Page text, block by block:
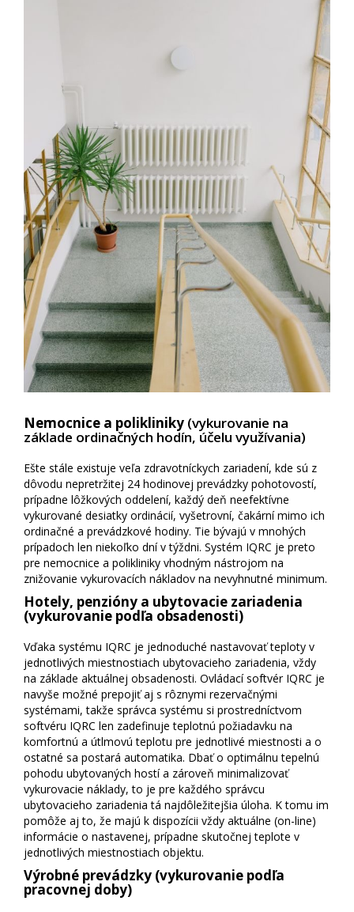
Nemocnice a polikliniky (vykurovanie na
základe ordinačných hodín, účelu využívania)
Ešte stále existuje veľa zdravotníckych zariadení, kde sú z
dôvodu nepretržitej 24 hodinovej prevádzky pohotovostí,
prípadne lôžkových oddelení, každý deň neefektívne
vykurované desiatky ordinácií, vyšetrovní, čakární mimo ich
ordinačné a prevádzkové hodiny. Tie bývajú v mnohých
prípadoch len niekoľko dní v týždni. Systém IQRC je preto
pre nemocnice a polikliniky vhodným nástrojom na
znižovanie vykurovacích nákladov na nevyhnutné minimum.
Hotely, penzióny a ubytovacie zariadenia
(vykurovanie podľa obsadenosti)
Vďaka systému IQRC je jednoduché nastavovať teploty v
jednotlivých miestnostiach ubytovacieho zariadenia, vždy
na základe aktuálnej obsadenosti. Ovládací softvér IQRC je
navyše možné prepojiť aj s rôznymi rezervačnými
systémami, takže správca systému si prostredníctvom
softvéru IQRC len zadefinuje teplotnú požiadavku na
komfortnú a útlmovú teplotu pre jednotlivé miestnosti a o
ostatné sa postará automatika. Dbať o optimálnu tepelnú
pohodu ubytovaných hostí a zároveň minimalizovať
vykurovacie náklady, to je pre každého správcu
ubytovacieho zariadenia tá najdôležitejšia úloha. K tomu im
pomôže aj to, že majú k dispozícii vždy aktuálne (on-line)
informácie o nastavenej, prípadne skutočnej teplote v
jednotlivých miestnostiach objektu.
Výrobné prevádzky (vykurovanie podľa
pracovnej doby)